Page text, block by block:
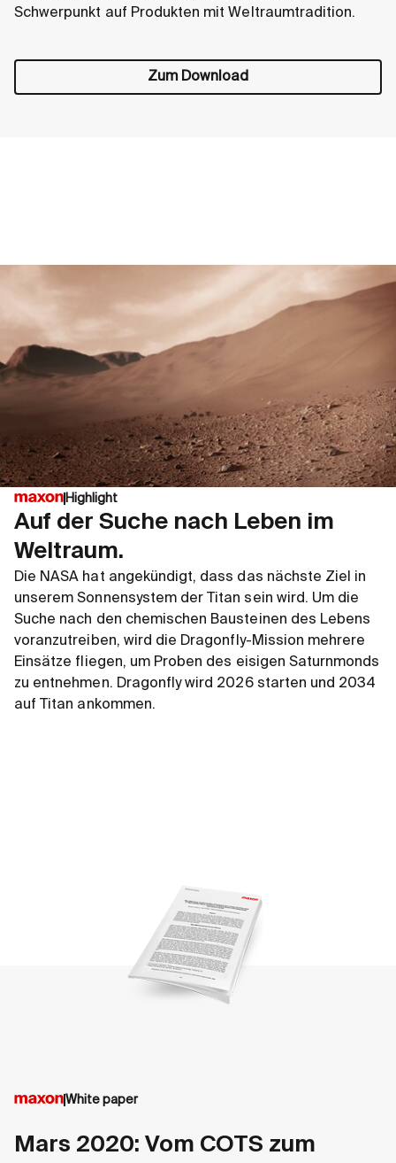
Schwerpunkt auf Produkten mit Weltraumtradition.
Zum Download
Highlight
Auf der Suche nach Leben im
Weltraum.
Die NASA hat angekündigt, dass das nächste Ziel in
unserem Sonnensystem der Titan sein wird. Um die
Suche nach den chemischen Bausteinen des Lebens
voranzutreiben, wird die Dragonfly-Mission mehrere
Einsätze fliegen, um Proben des eisigen Saturnmonds
zu entnehmen. Dragonfly wird 2026 starten und 2034
auf Titan ankommen.
White paper
Mars 2020: Vom COTS zum